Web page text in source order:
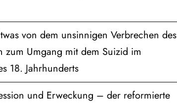
von dem unsinnigen Verbrechen des
zum Umgang mit dem Suizid im
18. Jahrhunderts
und Erweckung – der reformierte